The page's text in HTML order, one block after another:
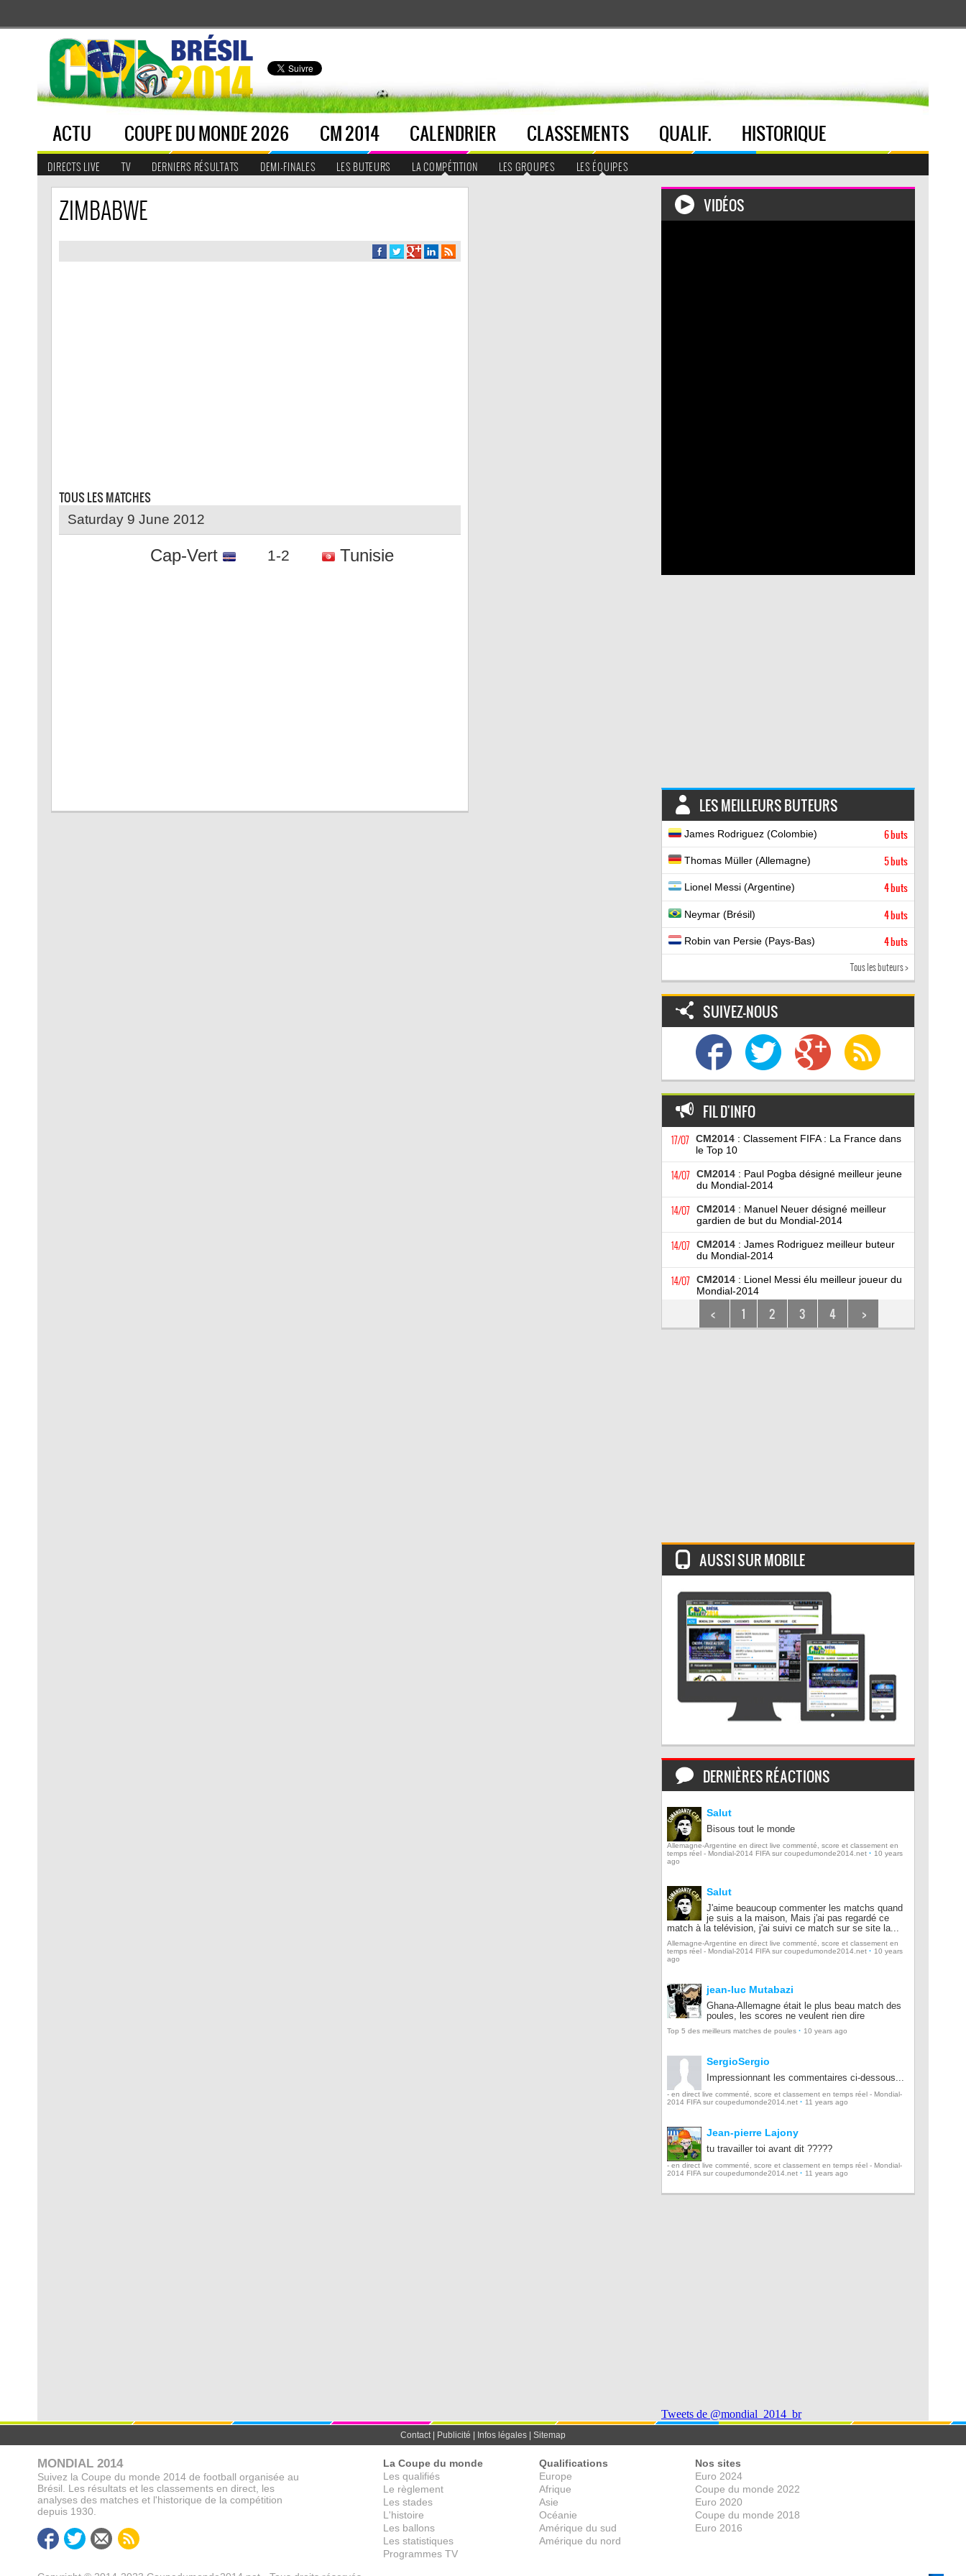
ACTU COUPE DU MONDE 2026 CM 2014 CALENDRIER CLASSEMENTS QUALIF. HISTORIQUE
DIRECTS LIVE TV DERNIERS RÉSULTATS DEMI-FINALES LES BUTEURS LA COMPÉTITION LES GROUPES LES ÉQUIPES
ZIMBABWE
TOUS LESMATCHES
Saturday 9 June 2012
Cap-Vert 1-2 Tunisie
VIDÉOS
LES MEILLEURS BUTEURS
James Rodriguez (Colombie) 6 buts
Thomas Müller (Allemagne) 5 buts
Lionel Messi (Argentine) 4 buts
Neymar (Brésil) 4 buts
Robin van Persie (Pays-Bas) 4 buts
Tous les buteurs >
SUIVEZ-NOUS
FIL D'INFO
17/07 CM2014: Classement FIFA : La France dans
le Top 10
14/07 CM2014: Paul Pogba désigné meilleur jeune
du Mondial-2014
14/07 CM2014: Manuel Neuer désigné meilleur
gardien de but du Mondial-2014
14/07 CM2014: James Rodriguez meilleur buteur
du Mondial-2014
14/07 CM2014: Lionel Messi élu meilleur joueur du
Mondial-2014
< 1 2 3 4 >
AUSSI SUR MOBILE
DERNIÈRES RÉACTIONS
Salut
Bisous tout le monde
Allemagne-Argentine en direct live commenté, score et classement en
temps réel - Mondial-2014 FIFA sur coupedumonde2014.net · 10 years
ago
Salut
J'aime beaucoup commenter les matchs quand
je suis a la maison, Mais j'ai pas regardé ce
match à la telévision, j'ai suivi ce match sur se site la...
Allemagne-Argentine en direct live commenté, score et classement en
temps réel - Mondial-2014 FIFA sur coupedumonde2014.net · 10 years
ago
jean-luc Mutabazi
Ghana-Allemagne était le plus beau match des
poules, les scores ne veulent rien dire
Top 5 des meilleurs matches de poules · 10 years ago
SergioSergio
Impressionnant les commentaires ci-dessous...
- en direct live commenté, score et classement en temps réel - Mondial-
2014 FIFA sur coupedumonde2014.net · 11 years ago
Jean-pierre Lajony
tu travailler toi avant dit ?????
- en direct live commenté, score et classement en temps réel - Mondial-
2014 FIFA sur coupedumonde2014.net · 11 years ago
Tweets de @mondial_2014_br
Contact| Publicité Infos légales Sitemap
MONDIAL 2014
Suivez la Coupe du monde 2014 de football organisée au
Brésil. Les résultats et les classements en direct, les
analyses des matches et l'historique de la compétition
depuis 1930.
La Coupe du monde
Les qualifiés
Le règlement
Les stades
L'histoire
Les ballons
Les statistiques
Programmes TV
Qualifications
Europe
Afrique
Asie
Océanie
Amérique du sud
Amérique du nord
Nos sites
Euro 2024
Coupe du monde 2022
Euro 2020
Coupe du monde 2018
Euro 2016